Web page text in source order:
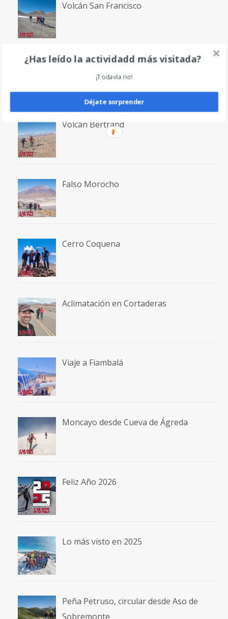
Volcán San Francisco
Laguna San Francisco
Volcán Bertrand
Falso Morocho
Cerro Coquena
Aclimatación en Cortaderas
Viaje a Fiambalá
Moncayo desde Cueva de Ágreda
Feliz Año 2026
Lo más visto en 2025
Peña Petruso, circular desde Aso de
Sobremonte
¿Has leído la actividadd más visitada?
¡Todavía no!
Déjate sorprender